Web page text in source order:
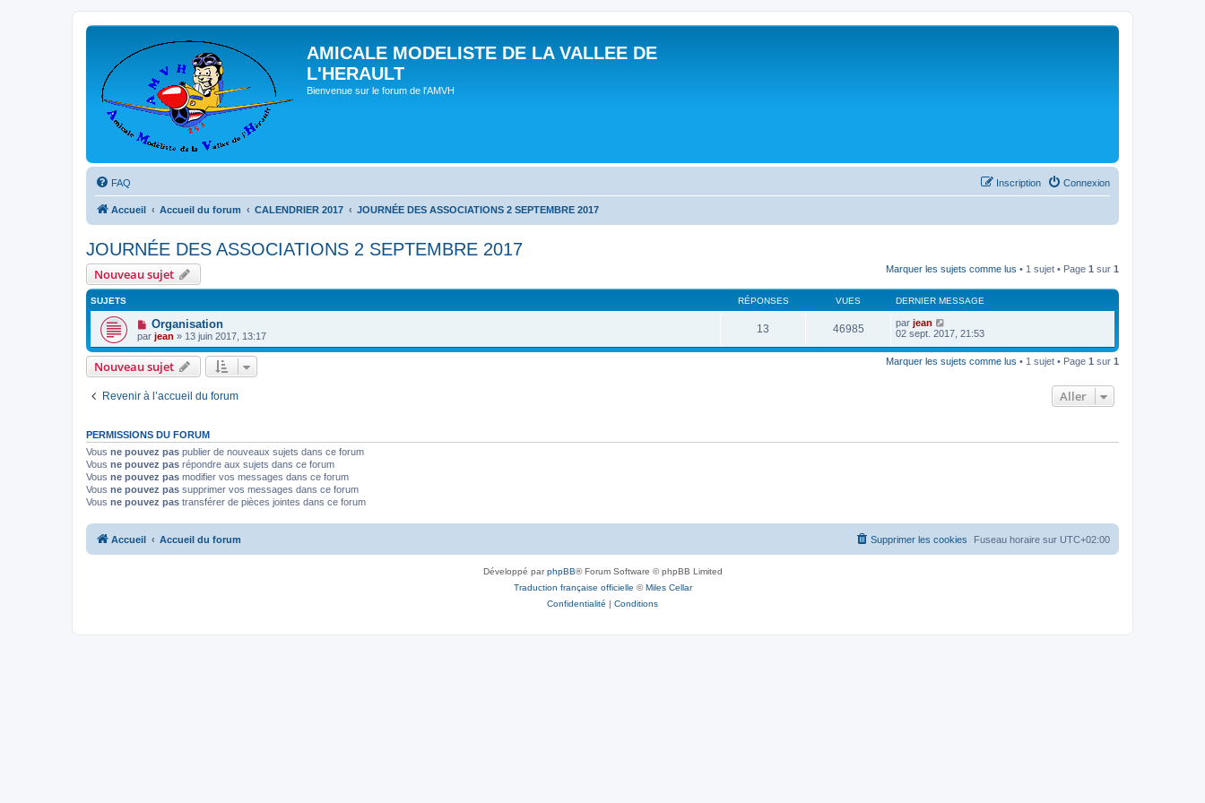
AMICALE MODELISTE DE LA VALLEE DE
L'HERAULT
Bienvenue sur le forum de l'AMVH
FAQ Connexion
Inscription
Accueil Accueil du forum CALENDRIER 2017 JOURNÉE DES ASSOCIATIONS 2 SEPTEMBRE 2017
JOURNÉE DES ASSOCIATIONS 2 SEPTEMBRE 2017
Nouveau sujet Marquer les sujets comme lus • 1 sujet • Page 1 sur 1
SUJETS RÉPONSES VUES DERNIER MESSAGE
Organisation
par jean » 13 juin 2017, 13:17
13 46985 par jean
02 sept. 2017, 21:53
Nouveau sujet Marquer les sujets comme lus • 1 sujet • Page 1 sur 1
Revenir à l’accueil du forum Aller
PERMISSIONS DU FORUM
Vous ne pouvez pas publier de nouveaux sujets dans ce forum
Vous ne pouvez pas répondre aux sujets dans ce forum
Vous ne pouvez pas modifier vos messages dans ce forum
Vous ne pouvez pas supprimer vos messages dans ce forum
Vous ne pouvez pas transférer de pièces jointes dans ce forum
Accueil Accueil du forum Fuseau horaire sur UTC+02:00
Supprimer les cookies
Développé parphpBB® Forum Software © phpBB Limited
Traduction française officielle ©Miles Cellar
Confidentialité | Conditions